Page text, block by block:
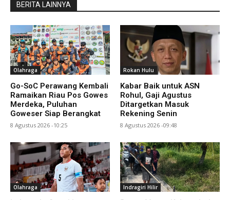
BERITA LAINNYA
Olahraga
Go-SoC Perawang Kembali
Ramaikan Riau Pos Gowes
Merdeka, Puluhan
Goweser Siap Berangkat
8 Agustus 2026 -10:25
Rokan Hulu
Kabar Baik untuk ASN
Rohul, Gaji Agustus
Ditargetkan Masuk
Rekening Senin
8 Agustus 2026 -09:48
Olahraga Indragiri Hilir